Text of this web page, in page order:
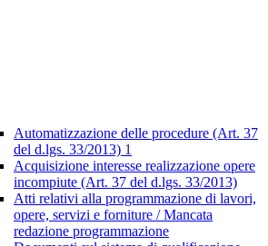
Automatizzazione delle procedure (Art. 37
del d.lgs. 33/2013) 1
Acquisizione interesse realizzazione opere
incompiute (Art. 37 del d.lgs. 33/2013)
Atti relativi alla programmazione di lavori,
opere, servizi e forniture / Mancata
redazione programmazione